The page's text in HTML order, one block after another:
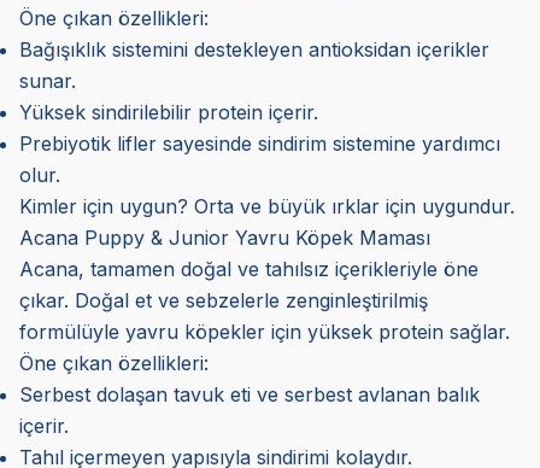
Öne çıkan özellikleri:
Bağışıklık sistemini destekleyen antioksidan içerikler
sunar.
Yüksek sindirilebilir protein içerir.
Prebiyotik lifler sayesinde sindirim sistemine yardımcı
olur.
Kimler için uygun? Orta ve büyük ırklar için uygundur.
Acana Puppy & Junior Yavru Köpek Maması
Acana, tamamen doğal ve tahılsız içerikleriyle öne
çıkar. Doğal et ve sebzelerle zenginleştirilmiş
formülüyle yavru köpekler için yüksek protein sağlar.
Öne çıkan özellikleri:
Serbest dolaşan tavuk eti ve serbest avlanan balık
içerir.
Tahıl içermeyen yapısıyla sindirimi kolaydır.